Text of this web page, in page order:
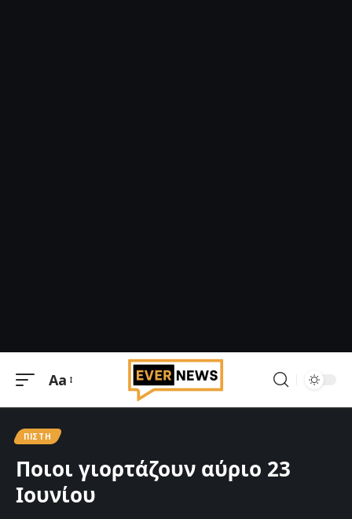
Μεγέθυνση
Aa
ΠΊΣΤΗ
Ποιοι γιορτάζουν αύριο 23
Ιουνίου